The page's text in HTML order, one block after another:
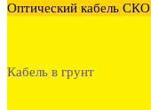
Оптический кабель СКО
Кабель в грунт